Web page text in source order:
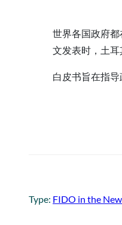
世界各国政府
文发表时，土耳
白皮书旨在指
Type: FIDO in the